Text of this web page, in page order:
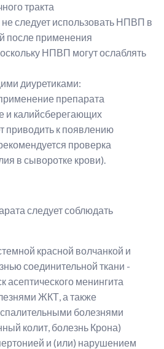
тракта
следует использовать НПВП в
после применения
НПВП могут ослаблять
диуретиками:
препарата
и калийсберегающих
приводить к появлению
проверка
в сыворотке крови).
следует соблюдать
красной волчанкой и
соединительной ткани -
менингита
ЖКТ, а также
болезнями
колит, болезнь Крона)
и (или) нарушением